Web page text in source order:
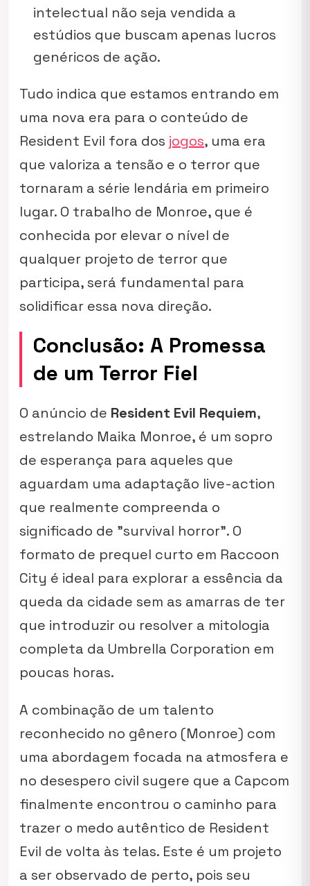
intelectual não seja vendida a
estúdios que buscam apenas lucros
genéricos de ação.
Tudo indica que estamos entrando em
uma nova era para o conteúdo de
Resident Evil fora dos jogos, uma era
que valoriza a tensão e o terror que
tornaram a série lendária em primeiro
lugar. O trabalho de Monroe, que é
conhecida por elevar o nível de
qualquer projeto de terror que
participa, será fundamental para
solidificar essa nova direção.
Conclusão: A Promessa
de um Terror Fiel
O anúncio de Resident Evil Requiem,
estrelando Maika Monroe, é um sopro
de esperança para aqueles que
aguardam uma adaptação live-action
que realmente compreenda o
significado de "survival horror". O
formato de prequel curto em Raccoon
City é ideal para explorar a essência da
queda da cidade sem as amarras de ter
que introduzir ou resolver a mitologia
completa da Umbrella Corporation em
poucas horas.
A combinação de um talento
reconhecido no gênero (Monroe) com
uma abordagem focada na atmosfera e
no desespero civil sugere que a Capcom
finalmente encontrou o caminho para
trazer o medo autêntico de Resident
Evil de volta às telas. Este é um projeto
a ser observado de perto, pois seu